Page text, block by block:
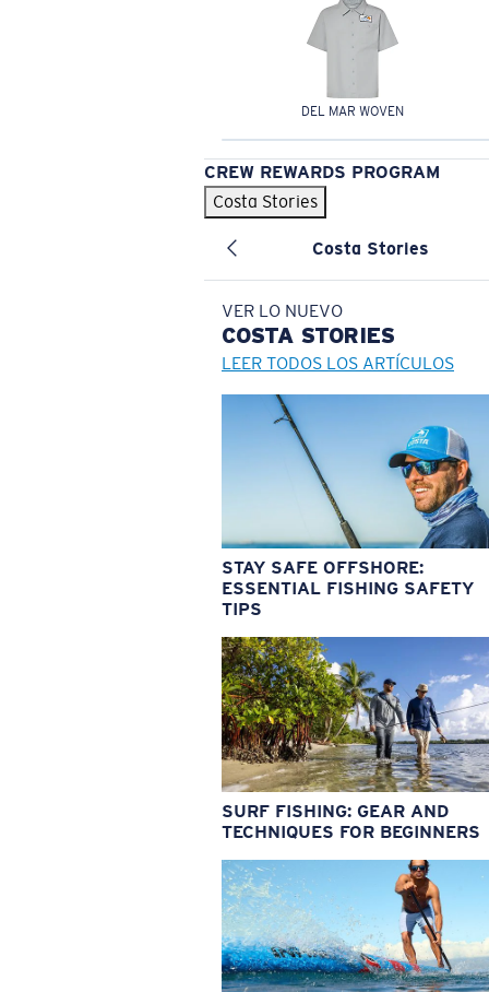
DEL MAR WOVEN
CREW REWARDS PROGRAM
Costa Stories
Costa Stories
VER LO NUEVO
COSTA STORIES
LEER TODOS LOS ARTÍCULOS
STAY SAFE OFFSHORE:
ESSENTIAL FISHING SAFETY
TIPS
SURF FISHING: GEAR AND
TECHNIQUES FOR BEGINNERS